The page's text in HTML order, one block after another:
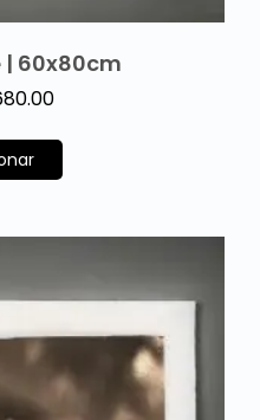
| 60x80cm